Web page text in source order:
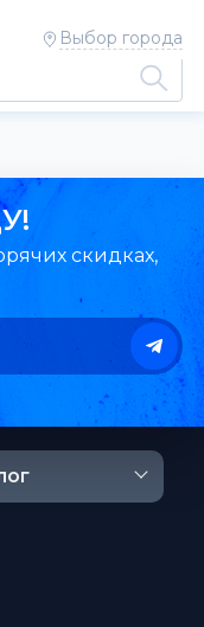
Выбор города
скидках,